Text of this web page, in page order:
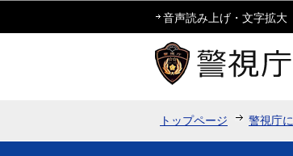
音声読み上げ・文字拡大
トップページ 警視庁